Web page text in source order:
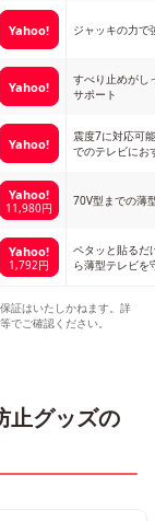
Yahoo! ジャッキの力で
Yahoo!
すべり止めがし
サポート
Yahoo!
震度7に対応可
でのテレビにお
Yahoo!
11,980円 70V型までの薄
Yahoo!
1,792円
ペタッと貼るだ
ら薄型テレビを
証はいたしかねます。詳
でご確認ください。
止グッズの